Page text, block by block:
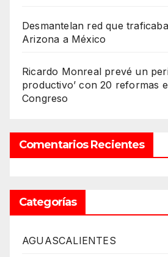
Desmantelan red que
Arizona a México
Ricardo Monreal prevé un
productivo’ con 20 reformas
Congreso
Comentarios Recientes
Categorías
AGUASCALIENTES